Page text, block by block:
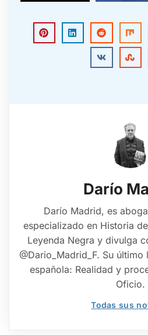
Darío
Darío Madrid, es
especializado en Historia
Leyenda Negra y divulga
@Dario_Madrid_F. Su
española: Realidad y
Oficio.
Todas sus